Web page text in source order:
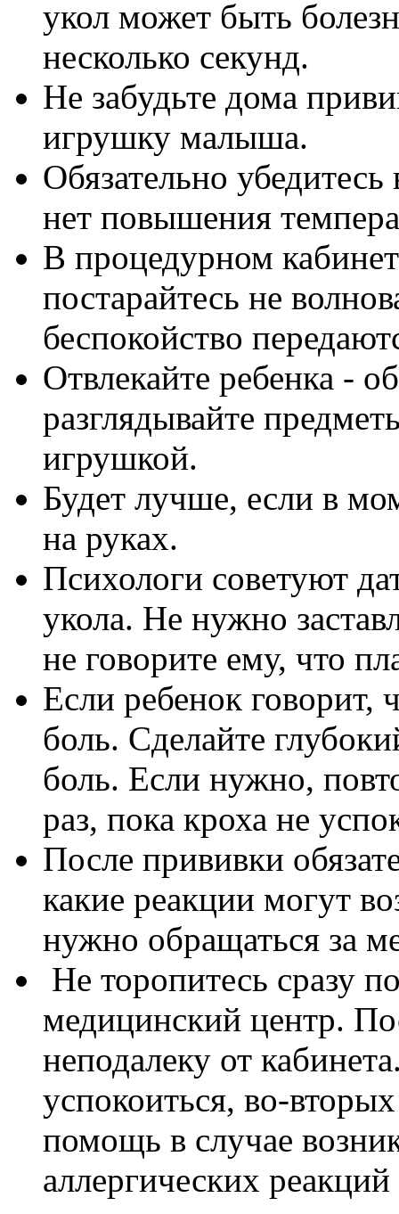
укол может быть
несколько секунд.
Не забудьте дома
игрушку малыша.
Обязательно
нет повышения
В процедурном
постарайтесь не
беспокойство
Отвлекайте ребенка -
разглядывайте
игрушкой.
Будет лучше, если в
на руках.
Психологи советуют
укола. Не нужно
не говорите ему, что
Если ребенок говорит,
боль. Сделайте
боль. Если нужно,
раз, пока кроха не
После прививки
какие реакции могут
нужно обращаться за
Не торопитесь сразу
медицинский центр.
неподалеку от
успокоиться, во-
помощь в случае
аллергических